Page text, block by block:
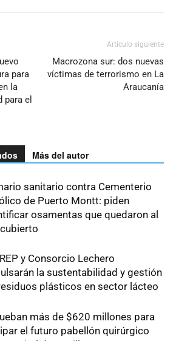
para
la
para el
Artículo siguiente
Macrozona sur: dos nuevas
víctimas de terrorismo en La
Araucanía
Más del autor
sanitario contra Cementerio
de Puerto Montt: piden
osamentas que quedaron al
y Consorcio Lechero
la sustentabilidad y gestión
plásticos en sector lácteo
más de $620 millones para
el futuro pabellón quirúrgico